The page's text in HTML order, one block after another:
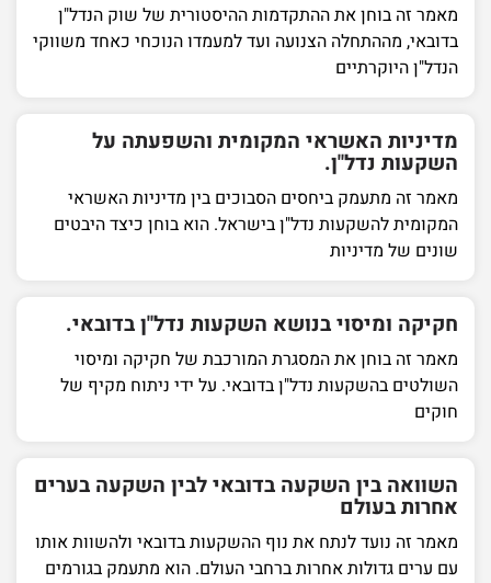
מאמר זה בוחן את ההתקדמות ההיסטורית של שוק הנדל"ן
בדובאי, מההתחלה הצנועה ועד למעמדו הנוכחי כאחד משווקי
הנדל"ן היוקרתיים
מדיניות האשראי המקומית והשפעתה על
השקעות נדל"ן.
מאמר זה מתעמק ביחסים הסבוכים בין מדיניות האשראי
המקומית להשקעות נדל"ן בישראל. הוא בוחן כיצד היבטים
שונים של מדיניות
חקיקה ומיסוי בנושא השקעות נדל"ן בדובאי.
מאמר זה בוחן את המסגרת המורכבת של חקיקה ומיסוי
השולטים בהשקעות נדל"ן בדובאי. על ידי ניתוח מקיף של
חוקים
השוואה בין השקעה בדובאי לבין השקעה בערים
אחרות בעולם
מאמר זה נועד לנתח את נוף ההשקעות בדובאי ולהשוות אותו
עם ערים גדולות אחרות ברחבי העולם. הוא מתעמק בגורמים